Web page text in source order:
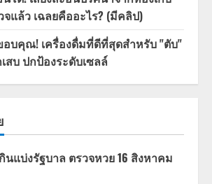
จแล้ว เฉลยคืออะไร? (มีคลิป)
อบคุณ! เครื่องดื่มที่ดีที่สุดสำหรับ "ตับ"
สบ ปกป้องระดับเซลล์
นแบ่งรัฐบาล ตรวจหวย 16 สิงหาคม